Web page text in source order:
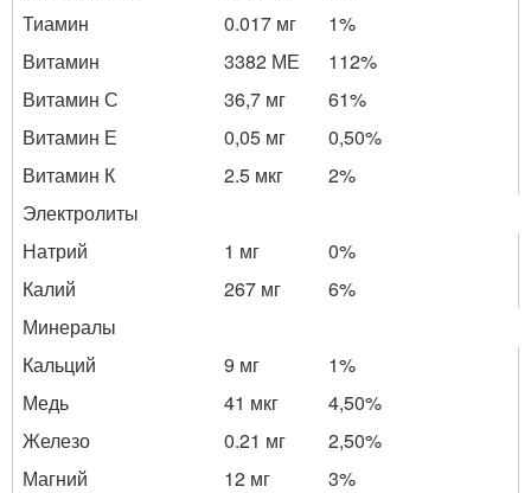
Тиамин
0.017 мг
1%
Витамин
3382 МЕ
112%
Витамин С
36,7 мг
61%
Витамин Е
0,05 мг
0,50%
Витамин К
2.5 мкг
2%
Электролиты
Натрий
1 мг
0%
Калий
267 мг
6%
Минералы
Кальций
9 мг
1%
Медь
41 мкг
4,50%
Железо
0.21 мг
2,50%
Магний
12 мг
3%